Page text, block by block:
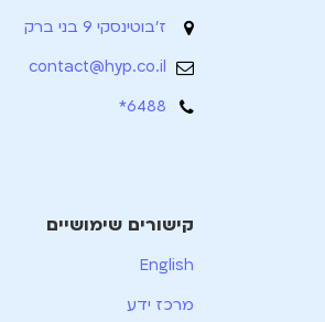
ז'בוטינסקי 9 בני ברק
contact@hyp.co.il
6488*
קישורים שימושיים
English
מרכז ידע